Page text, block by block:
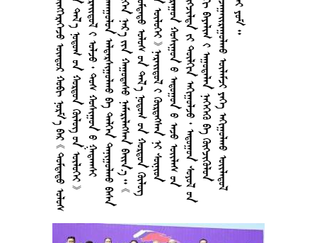
                                                                          